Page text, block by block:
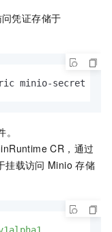
凭证存储于
minio-secret --
。
CR，通过
挂载访问 Minio 存储